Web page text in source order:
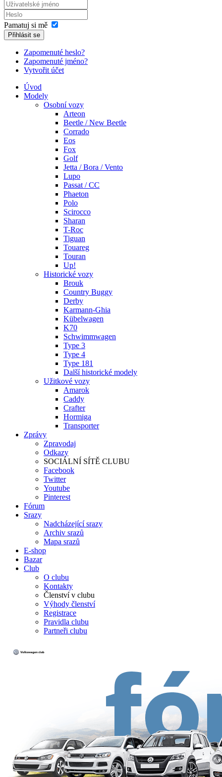
Pamatuj si mě
Přihlásit se
Zapomenuté heslo?
Zapomenuté jméno?
Vytvořit účet
Úvod
Modely
Osobní vozy
Arteon
Beetle / New Beetle
Corrado
Eos
Fox
Golf
Jetta / Bora / Vento
Lupo
Passat / CC
Phaeton
Polo
Scirocco
Sharan
T-Roc
Tiguan
Touareg
Touran
Up!
Historické vozy
Brouk
Country Buggy
Derby
Karmann-Ghia
Kübelwagen
K70
Schwimmwagen
Type 3
Type 4
Type 181
Další historické modely
Užitkové vozy
Amarok
Caddy
Crafter
Hormiga
Transporter
Zprávy
Zpravodaj
Odkazy
SOCIÁLNÍ SÍTĚ CLUBU
Facebook
Twitter
Youtube
Pinterest
Fórum
Srazy
Nadcházející srazy
Archiv srazů
Mapa srazů
E-shop
Bazar
Club
O clubu
Kontakty
Členství v clubu
Výhody členství
Registrace
Pravidla clubu
Partneři clubu